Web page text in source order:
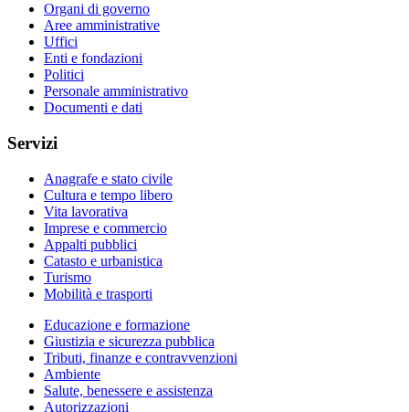
Organi di governo
Aree amministrative
Uffici
Enti e fondazioni
Politici
Personale amministrativo
Documenti e dati
Servizi
Anagrafe e stato civile
Cultura e tempo libero
Vita lavorativa
Imprese e commercio
Appalti pubblici
Catasto e urbanistica
Turismo
Mobilità e trasporti
Educazione e formazione
Giustizia e sicurezza pubblica
Tributi, finanze e contravvenzioni
Ambiente
Salute, benessere e assistenza
Autorizzazioni